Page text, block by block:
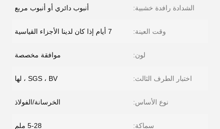
الشدادة رافدة خشبية: أنبوب دائري أو أنبوب مربع
وقت العينة: 7 أيام إذا كان لدينا الأجزاء القياسية
لون: موافقة مخصصة
اختبار الطرف الثالث: SGS ، BV ، لها
نوع الأساس: الخرسانة/الفولاذ
سماكة: 5-28 ملم